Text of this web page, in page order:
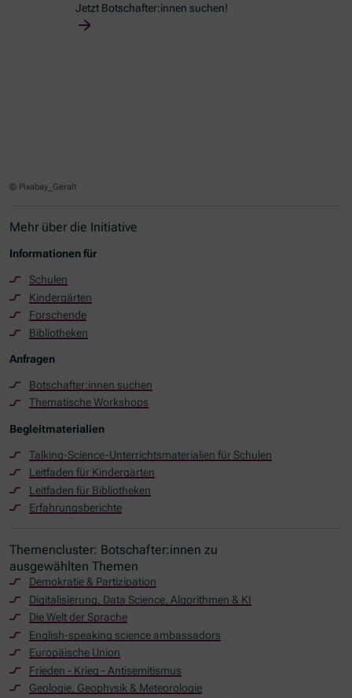
Jetzt Botschafter:innen suchen!
© Pixabay_Geralt
Mehr über die Initiative
Informationen für
Schulen
Kindergärten
Forschende
Bibliotheken
Anfragen
Botschafter:innen suchen
Thematische Workshops
Begleitmaterialien
Talking-Science-Unterrichtsmaterialien für Schulen
Leitfaden für Kindergärten
Leitfaden für Bibliotheken
Erfahrungsberichte
Themencluster: Botschafter:innen zu
ausgewählten Themen
Demokratie & Partizipation
Digitalisierung, Data Science, Algorithmen & KI
Die Welt der Sprache
English-speaking science ambassadors
Europäische Union
Frieden - Krieg - Antisemitismus
Geologie, Geophysik & Meteorologie